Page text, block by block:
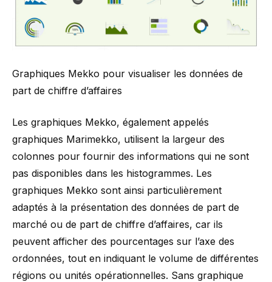
Graphiques Mekko pour visualiser les données de
part de chiffre d’affaires
Les graphiques Mekko, également appelés
graphiques Marimekko, utilisent la largeur des
colonnes pour fournir des informations qui ne sont
pas disponibles dans les histogrammes. Les
graphiques Mekko sont ainsi particulièrement
adaptés à la présentation des données de part de
marché ou de part de chiffre d’affaires, car ils
peuvent afficher des pourcentages sur l’axe des
ordonnées, tout en indiquant le volume de différentes
régions ou unités opérationnelles. Sans graphique